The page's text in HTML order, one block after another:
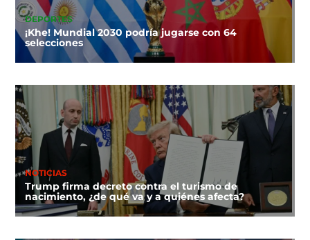
DEPORTES
¡Khe! Mundial 2030 podría jugarse con 64
selecciones
NOTICIAS
Trump firma decreto contra el turismo de
nacimiento, ¿de qué va y a quiénes afecta?